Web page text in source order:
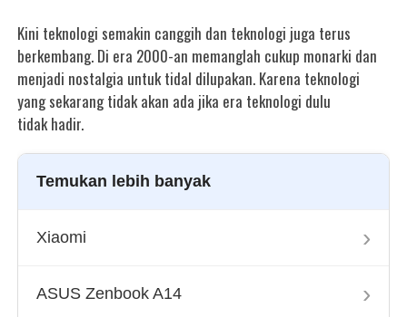
Kini teknologi semakin canggih dan teknologi juga terus
berkembang. Di era 2000-an memanglah cukup monarki dan
menjadi nostalgia untuk tidal dilupakan. Karena teknologi
yang sekarang tidak akan ada jika era teknologi dulu
tidak hadir.
Temukan lebih banyak
Xiaomi ›
ASUS Zenbook A14 ›